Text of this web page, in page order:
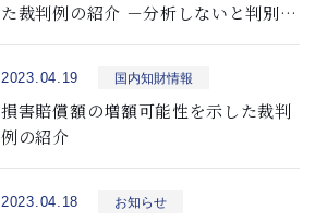
た裁判例の紹介 －分析しないと判別し
得ない特殊パラメータで規定された発
2023.04.19 国内知財情報
損害賠償額の増額可能性を示した裁判
例の紹介
2023.04.18 お知らせ